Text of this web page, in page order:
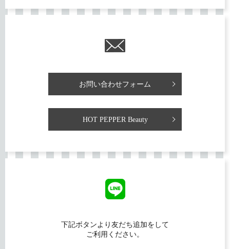
お問い合わせフォーム
HOT PEPPER Beauty
下記ボタンより友だち追加をして
ご利用ください。